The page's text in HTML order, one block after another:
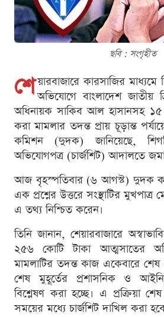
ছবি : সংগৃহীত
শে য়ারবাজারে কারসাজির
অভিযোগে বাংলাদেশ জাতীয়
অধিনায়ক সাকিব আল হাসানসহ ১৫
করা মামলার তদন্ত প্রায় চূড়ান্ত
কমিশন (দুদক) জানিয়েছে,
অভিযোগপত্র (চার্জশিট) আদালতে
আজ বৃহস্পতিবার (৬ আগস্ট) দুদক
এক প্রশ্নের উত্তরে সংস্থাটির
এ তথ্য নিশ্চিত করেন।
তিনি জানান, শেয়ারবাজারে
২৫৬ কোটি টাকা আত্মসাতের
মামলাটির তদন্ত কাজ একেবারে শেষ
শেষ মুহূর্তের প্রশাসনিক ও
বিশ্লেষণ করা হচ্ছে। এ প্রক্রিয়া
সময়ের মধ্যে চার্জশিট দাখিল করা